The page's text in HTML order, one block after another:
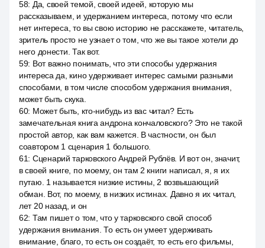
58: Да, своей темой, своей идеей, которую мы
рассказываем, и удержанием интереса, потому что если
нет интереса, то вы свою историю не расскажете, читатель,
зритель просто не узнает о том, что же вы такое хотели до
него донести. Так вот.
59: Вот важно понимать, что эти способы удержания
интереса да, кино удерживает интерес самыми разными
способами, в том числе способом удержания внимания,
может быть скука.
60: Может быть, кто-нибудь из вас читал? Есть
замечательная книга андрона кончаловского? Это не такой
простой автор, как вам кажется. В частности, он был
соавтором 1 сценария 1 большого.
61: Сценарий тарковского Андрей Рублёв. И вот он, значит,
в своей книге, по моему, он там 2 книги написал, я, я их
путаю. 1 называется низкие истины, 2 возвышающий
обман. Вот, по моему, в низких истинах. Давно я их читал,
лет 20 назад, и он
62: Там пишет о том, что у тарковского свой способ
удержания внимания. То есть он умеет удерживать
внимание, благо, то есть он создаёт, то есть его фильмы,